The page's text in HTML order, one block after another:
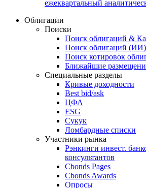
Cbonds Review
ежеквартальный
Облигации
Поиски
Поиск облигаций &
Поиск облигаций (ИИ)
Поиск котировок
Ближайшие
Специальные разделы
Кривые доходности
Best bid/ask
ЦФА
ESG
Сукук
Ломбардные списки
Участники рынка
Рэнкинги инвест.